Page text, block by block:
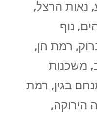
נאות הרצל,
נוף
רמת חן,
משכנות
בגין, רמת
הירוקה,